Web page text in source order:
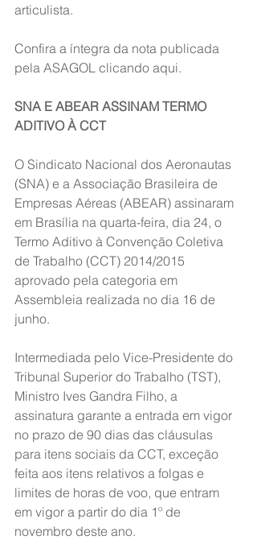
articulista.
Confira a íntegra da nota publicada
pela ASAGOL clicando aqui.
SNA E ABEAR ASSINAM TERMO
ADITIVO À CCT
O Sindicato Nacional dos Aeronautas
(SNA) e a Associação Brasileira de
Empresas Aéreas (ABEAR) assinaram
em Brasília na quarta-feira, dia 24, o
Termo Aditivo à Convenção Coletiva
de Trabalho (CCT) 2014/2015
aprovado pela categoria em
Assembleia realizada no dia 16 de
junho.
Intermediada pelo Vice-Presidente do
Tribunal Superior do Trabalho (TST),
Ministro Ives Gandra Filho, a
assinatura garante a entrada em vigor
no prazo de 90 dias das cláusulas
para itens sociais da CCT, exceção
feita aos itens relativos a folgas e
limites de horas de voo, que entram
em vigor a partir do dia 1º de
novembro deste ano.